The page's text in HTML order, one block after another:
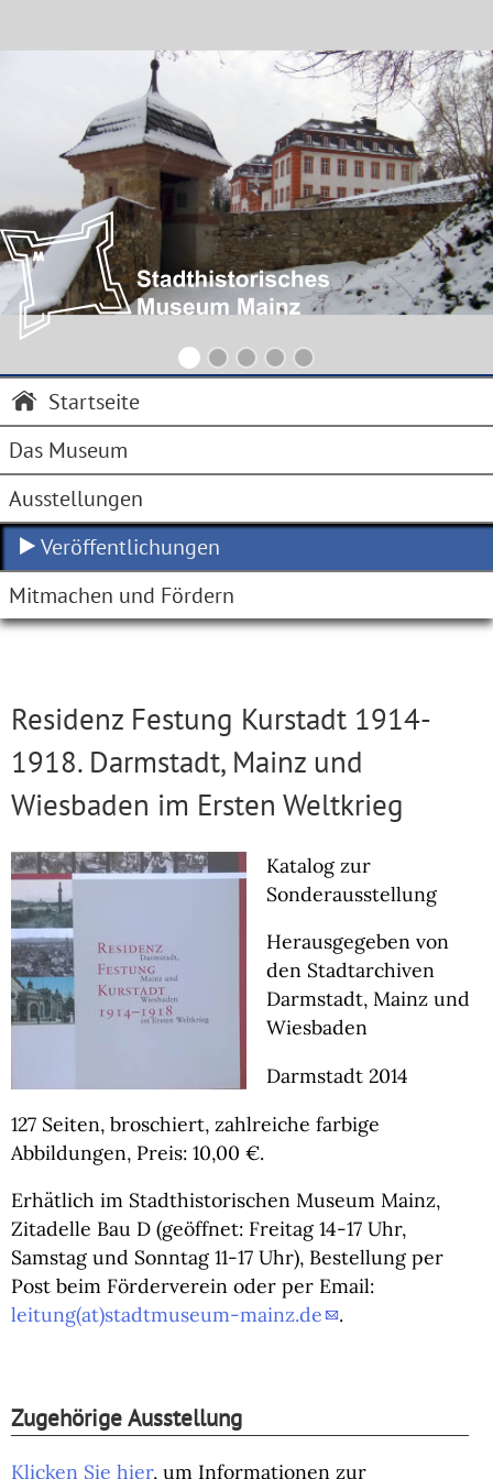
Startseite
Das Museum
Ausstellungen
Veröffentlichungen
Mitmachen und Fördern
Residenz Festung Kurstadt 1914-
1918. Darmstadt, Mainz und
Wiesbaden im Ersten Weltkrieg
Katalog zur
Sonderausstellung
Herausgegeben von
den Stadtarchiven
Darmstadt, Mainz und
Wiesbaden
Darmstadt 2014
127 Seiten, broschiert, zahlreiche farbige
Abbildungen, Preis: 10,00 €.
Erhätlich im Stadthistorischen Museum Mainz,
Zitadelle Bau D (geöffnet: Freitag 14-17 Uhr,
Samstag und Sonntag 11-17 Uhr), Bestellung per
Post beim Förderverein oder per Email:
leitung(at)stadtmuseum-mainz.de
.
Zugehörige Ausstellung
Klicken Sie hier, um Informationen zur